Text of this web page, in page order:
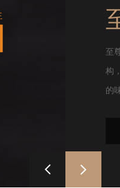
至
构
的